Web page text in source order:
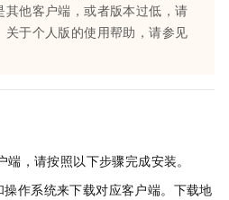
其他客户端，或者版本过低，请
关于个人版的使用帮助，请参见
，请按照以下步骤完成安装。
作系统来下载对应客户端。下载地